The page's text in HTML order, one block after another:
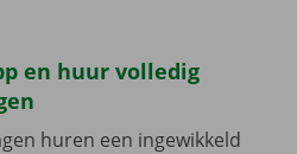
en huur volledig
huren een ingewikkeld